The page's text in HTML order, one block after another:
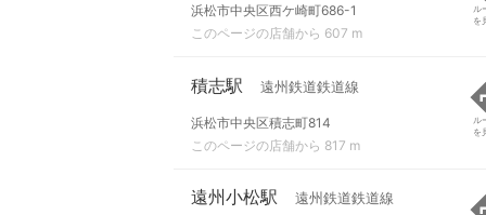
浜松市中央区西ケ崎町686-1
このページの店舗から 607 m
ル
を
積志駅 遠州鉄道鉄道線
浜松市中央区積志町814
このページの店舗から 817 m
ル
を
遠州小松駅 遠州鉄道鉄道線